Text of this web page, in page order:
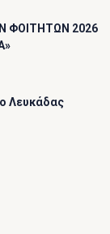
ΦΟΙΤΗΤΩΝ 2026
Λευκάδας